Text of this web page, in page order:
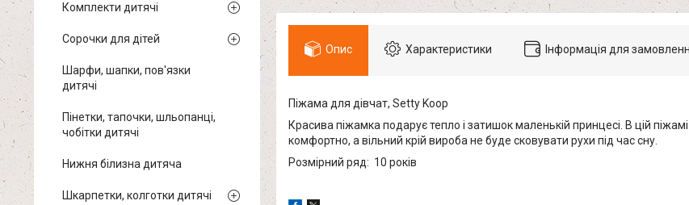
Опис Характеристики Інформація для
Піжама для дівчат, Setty Koop
Красива піжамка подарує тепло і затишок маленькій принцесі. В цій
комфортно, а вільний крій вироба не буде сковувати рухи під час сну.
Розмірний ряд: 10 років
Комплекти дитячі
Сорочки для дітей
Шарфи, шапки, пов'язки
дитячі
Пінетки, тапочки, шльопанці,
чобітки дитячі
Нижня білизна дитяча
Шкарпетки, колготки дитячі